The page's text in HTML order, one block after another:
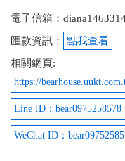
房東小姐非常
整齊,非常推薦
電子信箱：
匯款資訊：
點我查看
相關網頁:
https://
Line ID：bear0975258578
WeChat ID：